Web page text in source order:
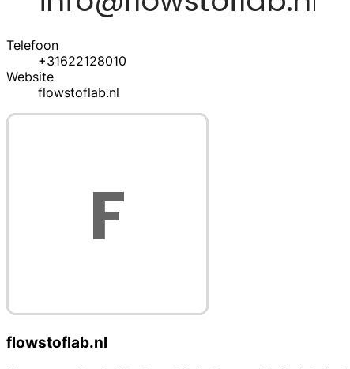
Telefoon
+31622128010
Website
flowstoflab.nl
flowstoflab.nl